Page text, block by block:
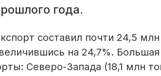
года.
составил почти 24,5 млн
на 24,7%. Большая
Северо-Запада (18,1 млн